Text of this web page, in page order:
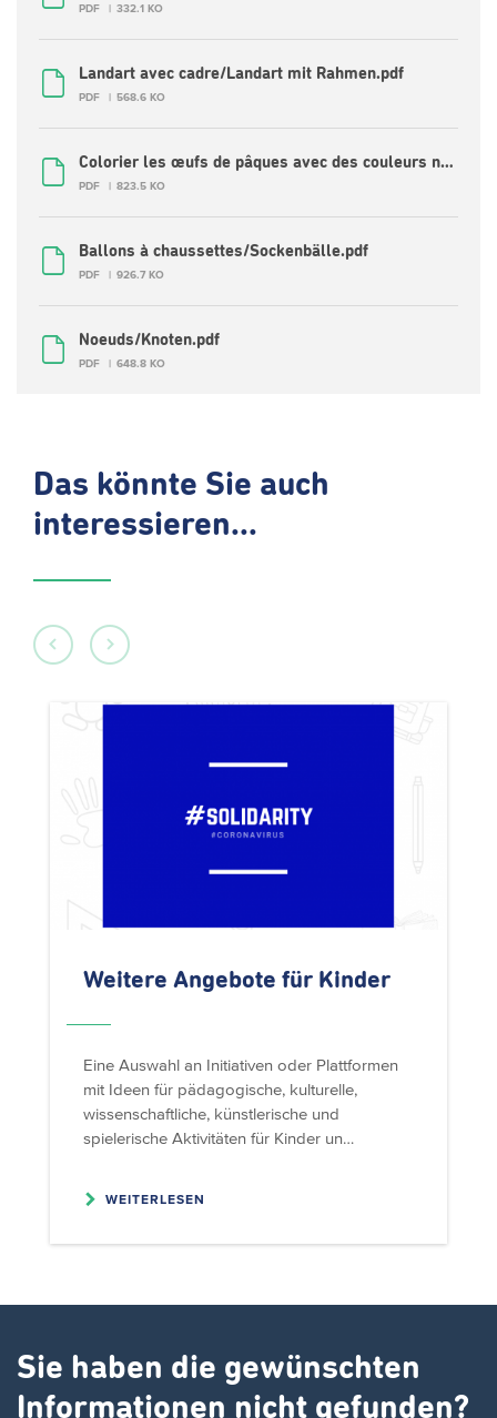
PDF 332.1 KO
Landart avec cadre/Landart mit Rahmen.pdf
PDF 568.6 KO
Colorier les œufs de pâques avec des couleurs naturelles/Ostereier mit Naturfarben.pdf
PDF 823.5 KO
Ballons à chaussettes/Sockenbälle.pdf
PDF 926.7 KO
Noeuds/Knoten.pdf
PDF 648.8 KO
Das könnte Sie auch
interessieren...
Weitere Angebote für Kinder
Eine Auswahl an Initiativen oder Plattformen
mit Ideen für pädagogische, kulturelle,
wissenschaftliche, künstlerische und
spielerische Aktivitäten für Kinder un…
WEITERLESEN
Sie haben die gewünschten
Informationen nicht gefunden?